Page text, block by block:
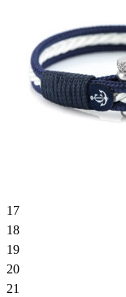
17
18
19
20
21